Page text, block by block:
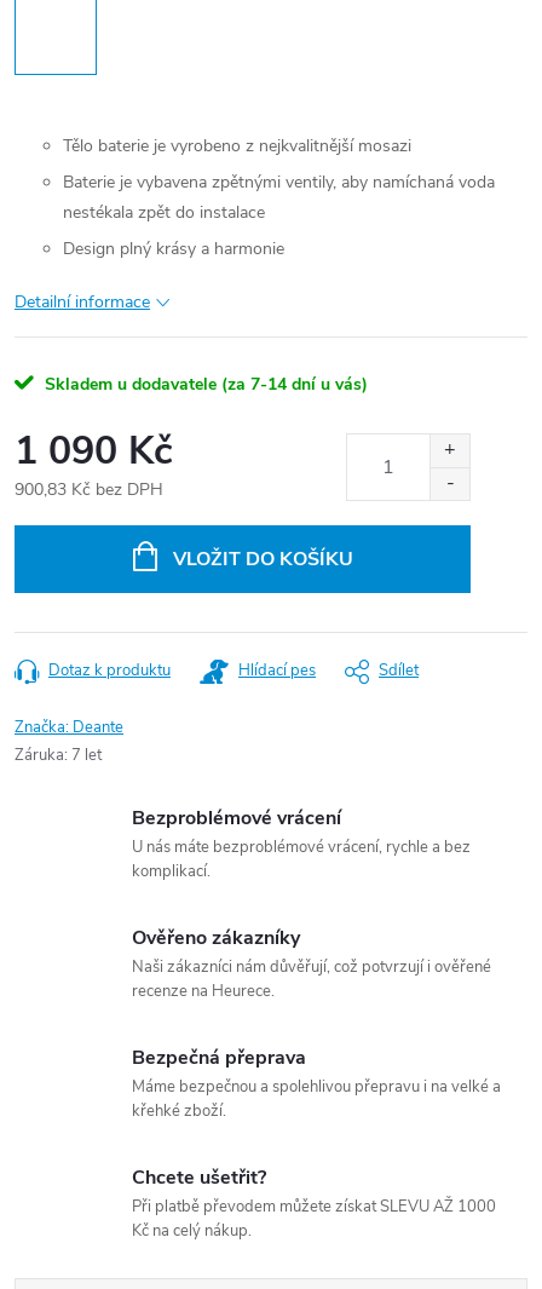
Tělo baterie je vyrobeno z nejkvalitnější mosazi
Baterie je vybavena zpětnými ventily, aby namíchaná voda
nestékala zpět do instalace
Design plný krásy a harmonie
Detailní informace
Skladem u dodavatele (za 7-14 dní u vás)
1 090 Kč
900,83 Kč bez DPH
VLOŽIT DO KOŠÍKU
Dotaz k produktu Hlídací pes Sdílet
Značka: Deante
Záruka: 7 let
Bezproblémové vrácení
U nás máte bezproblémové vrácení, rychle a bez
komplikací.
Ověřeno zákazníky
Naši zákazníci nám důvěřují, což potvrzují i ověřené
recenze na Heurece.
Bezpečná přeprava
Máme bezpečnou a spolehlivou přepravu i na velké a
křehké zboží.
Chcete ušetřit?
Při platbě převodem můžete získat SLEVU AŽ 1000
Kč na celý nákup.